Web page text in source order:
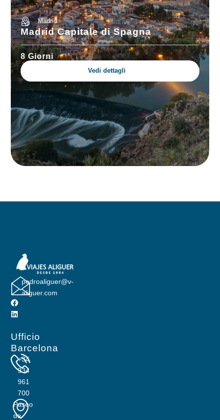
Madrid
Madrid Capitale di Spagna
8 Giorni
Vedi dettagli
pedroaliguer@v-
aliguer.com
Ufficio
Barcelona
+34
934
961
700
Paseo
de